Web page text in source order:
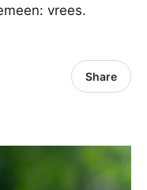
vrees.
Share